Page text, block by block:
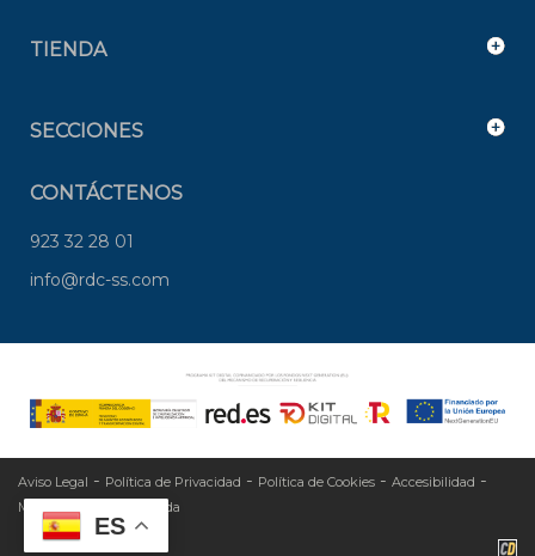
ES
TIENDA
SECCIONES
CONTÁCTENOS
923 32 28 01
info@rdc-ss.com
Aviso Legal - Política de Privacidad - Política de Cookies - Accesibilidad -
Mapa Web - Área privada